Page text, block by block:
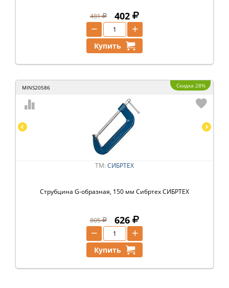
481 402
+
−
Купить
MINS20586 Скидка 28%
ТМ: СИБРТЕХ
Струбцина G-образная, 150 мм Сибртех СИБРТЕХ
805 626
+
−
Купить